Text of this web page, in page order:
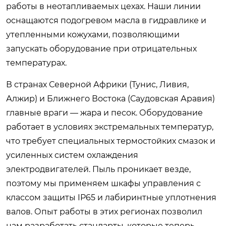
работы в неотапливаемых цехах. Наши линии
оснащаются подогревом масла в гидравлике и
утепленными кожухами, позволяющими
запускать оборудование при отрицательных
температурах.
В странах Северной Африки (Тунис, Ливия,
Алжир) и Ближнего Востока (Саудовская Аравия)
главные враги — жара и песок. Оборудование
работает в условиях экстремальных температур,
что требует специальных термостойких смазок и
усиленных систем охлаждения
электродвигателей. Пыль проникает везде,
поэтому мы применяем шкафы управления с
классом защиты IP65 и лабиринтные уплотнения
валов. Опыт работы в этих регионах позволил